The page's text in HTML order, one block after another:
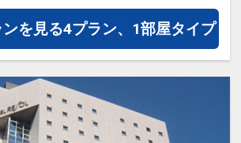
中の1泊だけの宿泊や延
泊なども自由自在です。
レージ会員の方にはフライ
が50%貯まります。
を見る4プラン、1部屋タイプ